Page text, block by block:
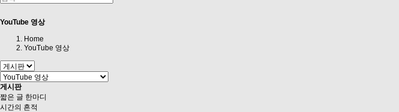
YouTube 영상
Home
YouTube 영상
게시판
짧은 글 한마디
시간의 흔적